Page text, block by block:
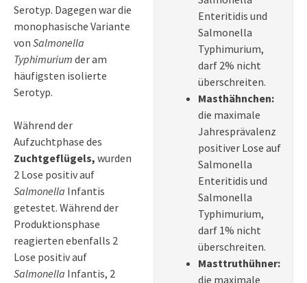
Enteritidis und
Salmonella
Typhimurium,
darf 2% nicht
überschreiten.
Masthähnchen:
die maximale
Jahresprävalenz
positiver Lose auf
Salmonella
Enteritidis und
Salmonella
Typhimurium,
darf 1% nicht
überschreiten.
Masttruthühner:
die maximale
Serotyp. Dagegen war die
monophasische Variante
von Salmonella
Typhimurium der am
häufigsten isolierte
Serotyp.
Während der
Aufzuchtphase des
Zuchtgeflügels, wurden
2 Lose positiv auf
Salmonella Infantis
getestet. Während der
Produktionsphase
reagierten ebenfalls 2
Lose positiv auf
Salmonella Infantis, 2